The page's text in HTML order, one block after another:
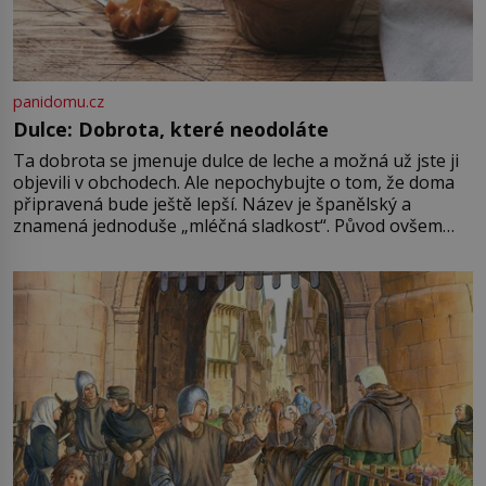
panidomu.cz
Dulce: Dobrota, které neodoláte
Ta dobrota se jmenuje dulce de leche a možná už jste ji
objevili v obchodech. Ale nepochybujte o tom, že doma
připravená bude ještě lepší. Název je španělský a
znamená jednoduše „mléčná sladkost“. Původ ovšem
pře hned několik latinskoamerických zemí a k tomu
Francie, kde se traduje,